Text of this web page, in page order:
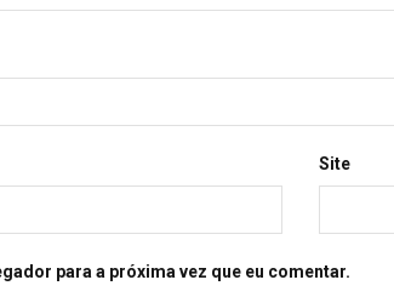
Site
para a próxima vez que eu comentar.